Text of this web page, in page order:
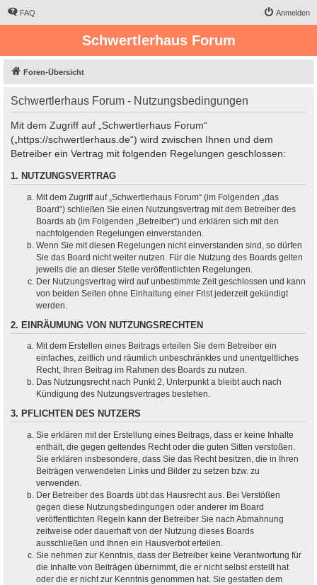
FAQ Anmelden
Schwertlerhaus Forum
Foren-Übersicht
Schwertlerhaus Forum - Nutzungsbedingungen
Mit dem Zugriff auf „Schwertlerhaus Forum“
(„https://schwertlerhaus.de“) wird zwischen Ihnen und dem
Betreiber ein Vertrag mit folgenden Regelungen geschlossen:
1. NUTZUNGSVERTRAG
Mit dem Zugriff auf „Schwertlerhaus Forum“ (im Folgenden „das
Board“) schließen Sie einen Nutzungsvertrag mit dem Betreiber des
Boards ab (im Folgenden „Betreiber“) und erklären sich mit den
nachfolgenden Regelungen einverstanden.
Wenn Sie mit diesen Regelungen nicht einverstanden sind, so dürfen
Sie das Board nicht weiter nutzen. Für die Nutzung des Boards gelten
jeweils die an dieser Stelle veröffentlichten Regelungen.
Der Nutzungsvertrag wird auf unbestimmte Zeit geschlossen und kann
von beiden Seiten ohne Einhaltung einer Frist jederzeit gekündigt
werden.
2. EINRÄUMUNG VON NUTZUNGSRECHTEN
Mit dem Erstellen eines Beitrags erteilen Sie dem Betreiber ein
einfaches, zeitlich und räumlich unbeschränktes und unentgeltliches
Recht, Ihren Beitrag im Rahmen des Boards zu nutzen.
Das Nutzungsrecht nach Punkt 2, Unterpunkt a bleibt auch nach
Kündigung des Nutzungsvertrages bestehen.
3. PFLICHTEN DES NUTZERS
Sie erklären mit der Erstellung eines Beitrags, dass er keine Inhalte
enthält, die gegen geltendes Recht oder die guten Sitten verstoßen.
Sie erklären insbesondere, dass Sie das Recht besitzen, die in Ihren
Beiträgen verwendeten Links und Bilder zu setzen bzw. zu
verwenden.
Der Betreiber des Boards übt das Hausrecht aus. Bei Verstößen
gegen diese Nutzungsbedingungen oder anderer im Board
veröffentlichten Regeln kann der Betreiber Sie nach Abmahnung
zeitweise oder dauerhaft von der Nutzung dieses Boards
ausschließen und Ihnen ein Hausverbot erteilen.
Sie nehmen zur Kenntnis, dass der Betreiber keine Verantwortung für
die Inhalte von Beiträgen übernimmt, die er nicht selbst erstellt hat
oder die er nicht zur Kenntnis genommen hat. Sie gestatten dem